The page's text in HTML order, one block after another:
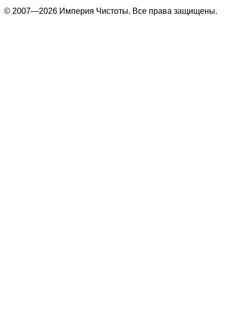
© 2007—2026 Империя Чистоты. Все права защищены.